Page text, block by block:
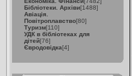
Бібліотеки. Архіви[1488]
Авіація.
Повітроплавство[80]
Туризм[110]
УДК в бібліотеках для
дітей[76]
Євродовідка[4]